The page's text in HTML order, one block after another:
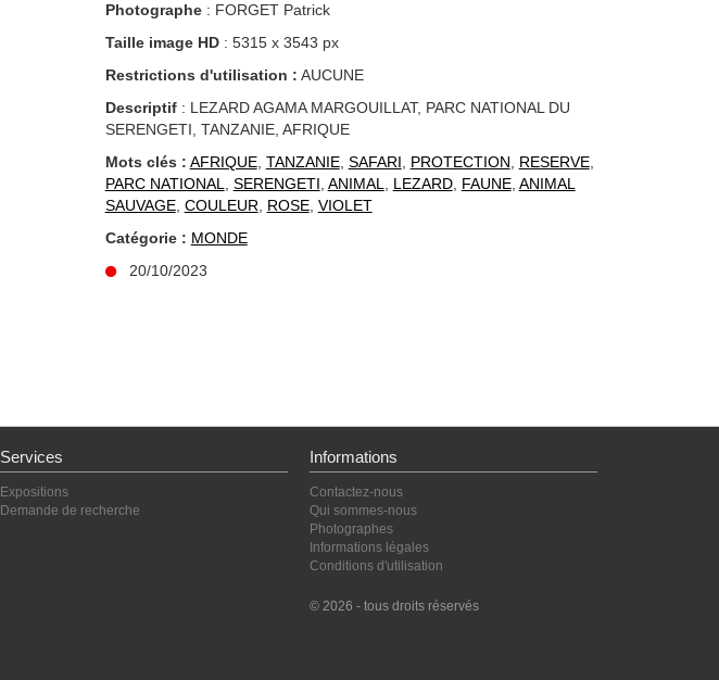
Photographe: FORGET Patrick
Taille image HD: 5315 x 3543 px
Restrictions d'utilisation : AUCUNE
Descriptif: LEZARD AGAMA MARGOUILLAT, PARC NATIONAL DU
SERENGETI, TANZANIE, AFRIQUE
Mots clés : AFRIQUE, TANZANIE, SAFARI PROTECTION RESERVE,
PARC NATIONAL
SERENGETI ANIMAL LEZARD, FAUNE, ANIMAL
SAUVAGE, COULEUR ROSE, VIOLET
Catégorie : MONDE
20/10/2023
Services
Expositions
Demande de recherche
Informations
Contactez-nous
Qui sommes-nous
Photographes
Informations légales
Conditions d'utilisation
© 2026 - tous droits réservés